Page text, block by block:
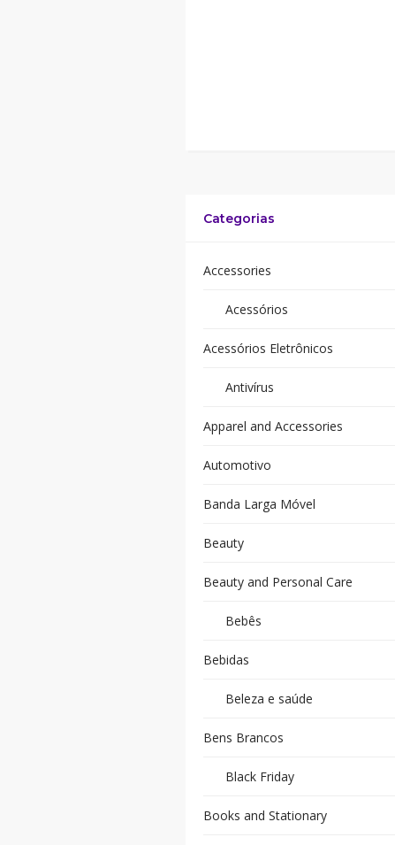
Categorias
Accessories
Acessórios
Acessórios Eletrônicos
Antivírus
Apparel and Accessories
Automotivo
Banda Larga Móvel
Beauty
Beauty and Personal Care
Bebês
Bebidas
Beleza e saúde
Bens Brancos
Black Friday
Books and Stationary